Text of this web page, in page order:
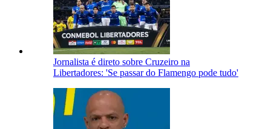
Jornalista é direto sobre Cruzeiro na
Libertadores: 'Se passar do Flamengo pode tudo'